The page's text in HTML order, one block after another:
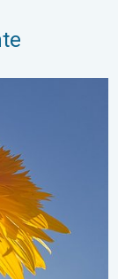
Uploader. . .